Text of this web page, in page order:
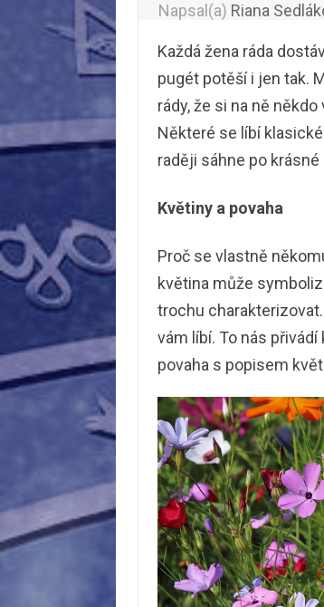
Napsal(a) Riana
Každá žena ráda
pugét potěší i jen tak.
rády, že si na ně
Některé se líbí
raději sáhne po krásné
Květiny a povaha
Proč se vlastně
květina může
trochu
vám líbí. To nás
povaha s popisem